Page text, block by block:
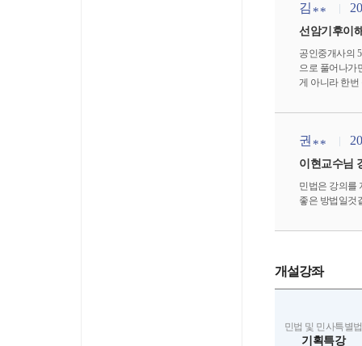
김 **
선암기후이
공인중개사의
으로 풀어나가
게 아니라 한번
권 **
이현교수님
민법은 강의를
좋은 방법일것
개설강좌
민법 및 민사특별법
기획특강